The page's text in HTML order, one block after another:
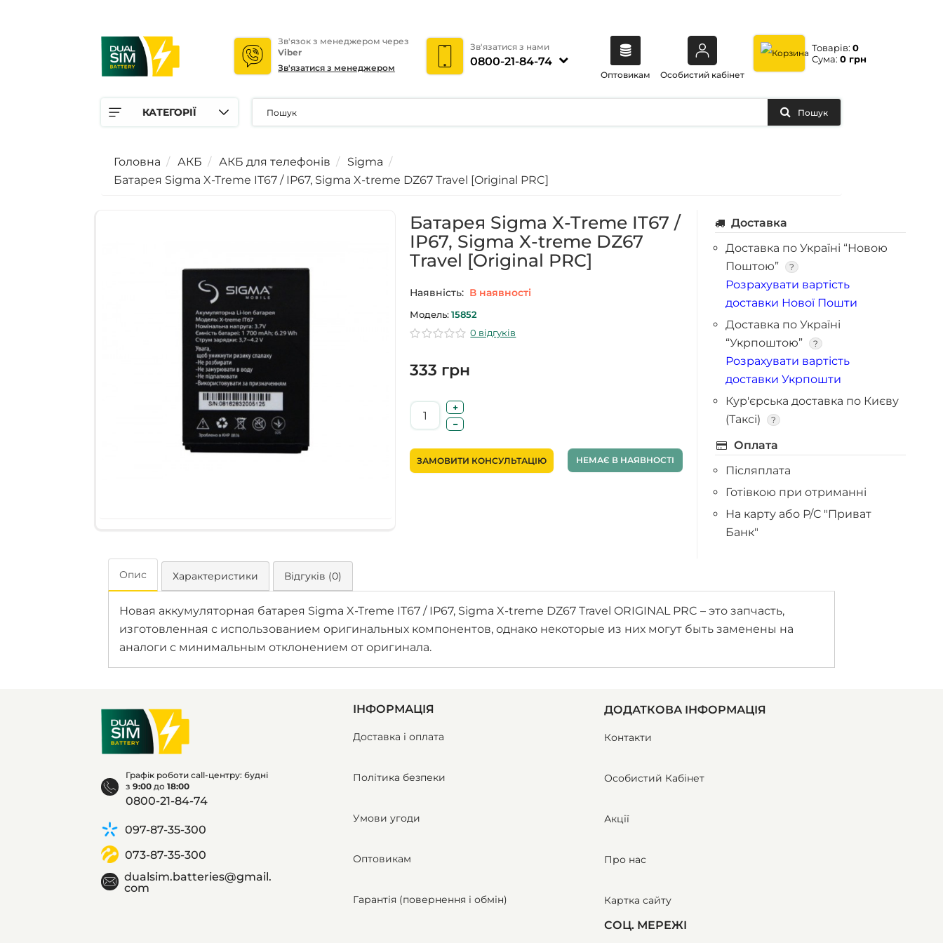
Зв'язок з менеджером через
Viber
Зв'язатися з менеджером
Зв'язатися з нами
0800-21-84-74
Оптовикам Особистий кабінет
Товарів: 0
Сума: 0 грн
КАТЕГОРІЇ Пошук
Головна АКБ АКБ для телефонів
Sigma
Батарея Sigma X-Treme IT67 / IP67, Sigma X-treme DZ67 Travel [Original PRC]
Батарея Sigma X-Treme IT67 /
IP67, Sigma X-treme DZ67
Travel [Original PRC]
Наявність: В наявності
Модель: 15852
0 відгуків
333 грн
ЗАМОВИТИ КОНСУЛЬТАЦІЮ НЕМАЄ В НАЯВНОСТІ
Доставка
Доставка по Україні “Новою
Поштою”
?
Розрахувати вартість
доставки Нової Пошти
Доставка по Україні
“Укрпоштою”
?
Розрахувати вартість
доставки Укрпошти
Кур'єрська доставка по Києву
(Таксі)
?
Оплата
Післяплата
Готівкою при отриманні
На карту або Р/С "Приват
Банк"
Опис Характеристики Відгуків (0)
Новая аккумуляторная батарея Sigma X-Treme IT67 / IP67, Sigma X-treme DZ67 Travel ORIGINAL PRC – это запчасть,
изготовленная с использованием оригинальных компонентов, однако некоторые из них могут быть заменены на
аналоги с минимальным отклонением от оригинала.
Графік роботи call-центру: будні
з9:00 до18:00
0800-21-84-74
097-87-35-300
073-87-35-300
dualsim.batteries@gmail.
com
ІНФОРМАЦІЯ
Доставка і оплата
Політика безпеки
Умови угоди
Оптовикам
Гарантія (повернення і обмін)
ДОДАТКОВА ІНФОРМАЦІЯ
Контакти
Особистий Кабінет
Акції
Про нас
Картка сайту
СОЦ. МЕРЕЖІ